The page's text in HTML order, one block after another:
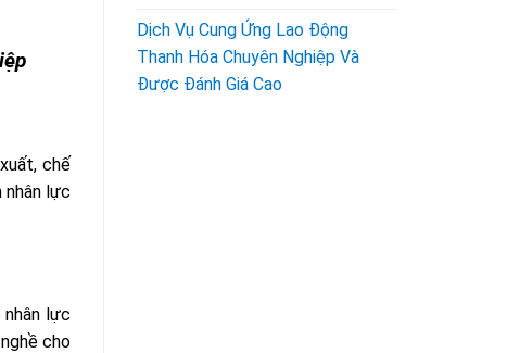
chế
nhân lực
nhân lực
cho
Dịch Vụ Cung Ứng Lao Động
Thanh Hóa Chuyên Nghiệp Và
Được Đánh Giá Cao